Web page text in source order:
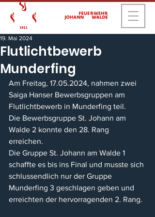
Flutlichtbewerb
Munderfing
19. Mai 2024
Am Freitag, 17.05.2024, nahmen zwei
Saiga Hanser Bewerbsgruppen am
Flutlichtbewerb in Munderfing teil.
Die Bewerbsgruppe St. Johann am
Walde 2 konnte den 28. Rang
erreichen.
Die Gruppe St. Johann am Walde 1
schaffte es bis ins Final und musste sich
schlussendlich nur der Gruppe
Munderfing 3 geschlagen geben und
erreichten der hervorragenden 2. Rang.